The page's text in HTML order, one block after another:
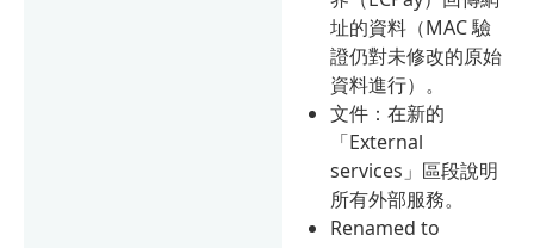
址的資料（MAC 驗
證仍對未修改的原始
資料進行）。
文件：在新的
「External
services」區段說明
所有外部服務。
Renamed to